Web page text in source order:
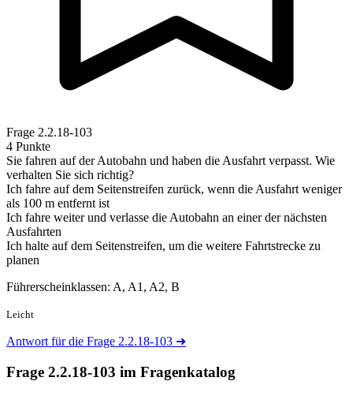
Frage 2.2.18-103
4 Punkte
Sie fahren auf der Autobahn und haben die Ausfahrt verpasst. Wie
verhalten Sie sich richtig?
Ich fahre auf dem Seitenstreifen zurück, wenn die Ausfahrt weniger
als 100 m entfernt ist
Ich fahre weiter und verlasse die Autobahn an einer der nächsten
Ausfahrten
Ich halte auf dem Seitenstreifen, um die weitere Fahrtstrecke zu
planen
Führerscheinklassen: A, A1, A2, B
Leicht
Antwort für die Frage 2.2.18-103 ➜
Frage 2.2.18-103 im Fragenkatalog